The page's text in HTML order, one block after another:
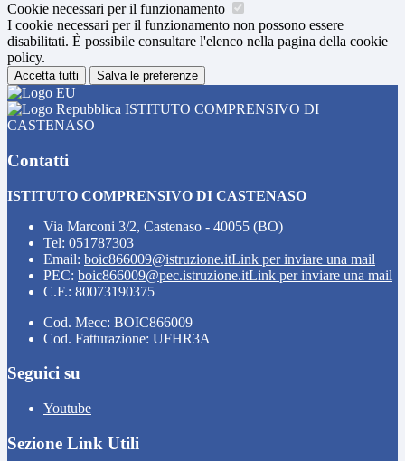
Cookie necessari per il funzionamento
I cookie necessari per il funzionamento non possono essere
disabilitati. È possibile consultare l'elenco nella pagina della cookie
policy.
Accetta tutti Salva le preferenze
ISTITUTO COMPRENSIVO DI
CASTENASO
Contatti
ISTITUTO COMPRENSIVO DI CASTENASO
Via Marconi 3/2, Castenaso - 40055 (BO)
Tel: 051787303
Email: boic866009@istruzione.itLink per inviare una mail
PEC: boic866009@pec.istruzione.itLink per inviare una mail
C.F.: 80073190375
Cod. Mecc: BOIC866009
Cod. Fatturazione: UFHR3A
Seguici su
Youtube
Sezione Link Utili